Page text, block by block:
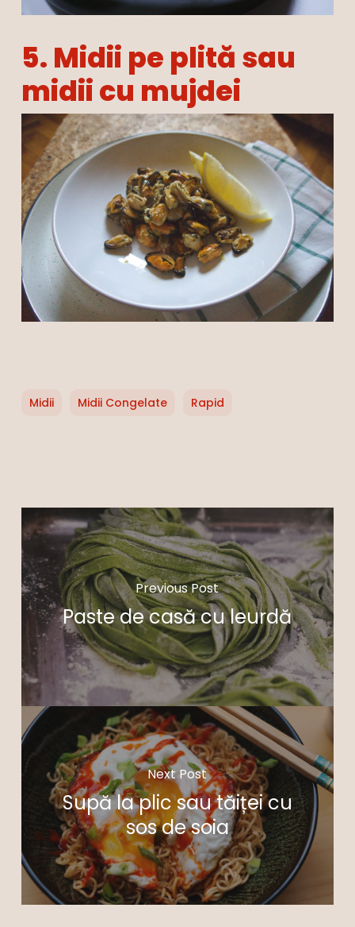
5. Midii pe plită sau
midii cu mujdei
Midii Midii Congelate Rapid
Previous Post
Paste de casă cu leurdă
Next Post
Supă la plic sau tăiței cu
sos de soia